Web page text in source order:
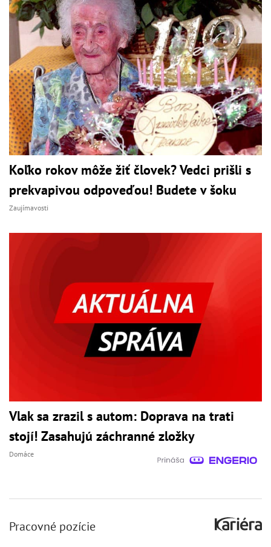
Koľko rokov môže žiť človek? Vedci prišli s
prekvapivou odpoveďou! Budete v šoku
Zaujímavosti
Vlak sa zrazil s autom: Doprava na trati
stojí! Zasahujú záchranné zložky
Domáce
Pracovné pozície